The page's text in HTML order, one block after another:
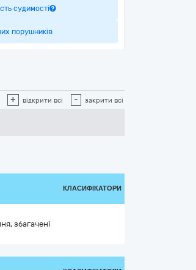
судимості
порушників
+ відкрити всі - закрити всі
КЛАСИФІКАТОРИ
збагачені